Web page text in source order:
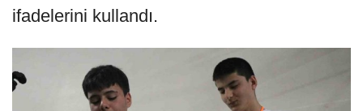
ifadelerini kullandı.